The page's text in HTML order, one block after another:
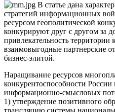
В статье дана
стратегий информационных
ресурсом геополитической
конкурируют друг с другом за
привлекательность территории
взаимовыгодные партнерские
бизнес-элитой.
Наращивание ресурсов
конкурентоспособности
информационно-смысловых
1) утверждение позитивного